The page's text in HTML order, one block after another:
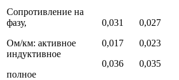
Сопротивление на
фазу,
Ом/км: активное
индуктивное
полное
0,031
0,017
0,036
0,027
0,023
0,035